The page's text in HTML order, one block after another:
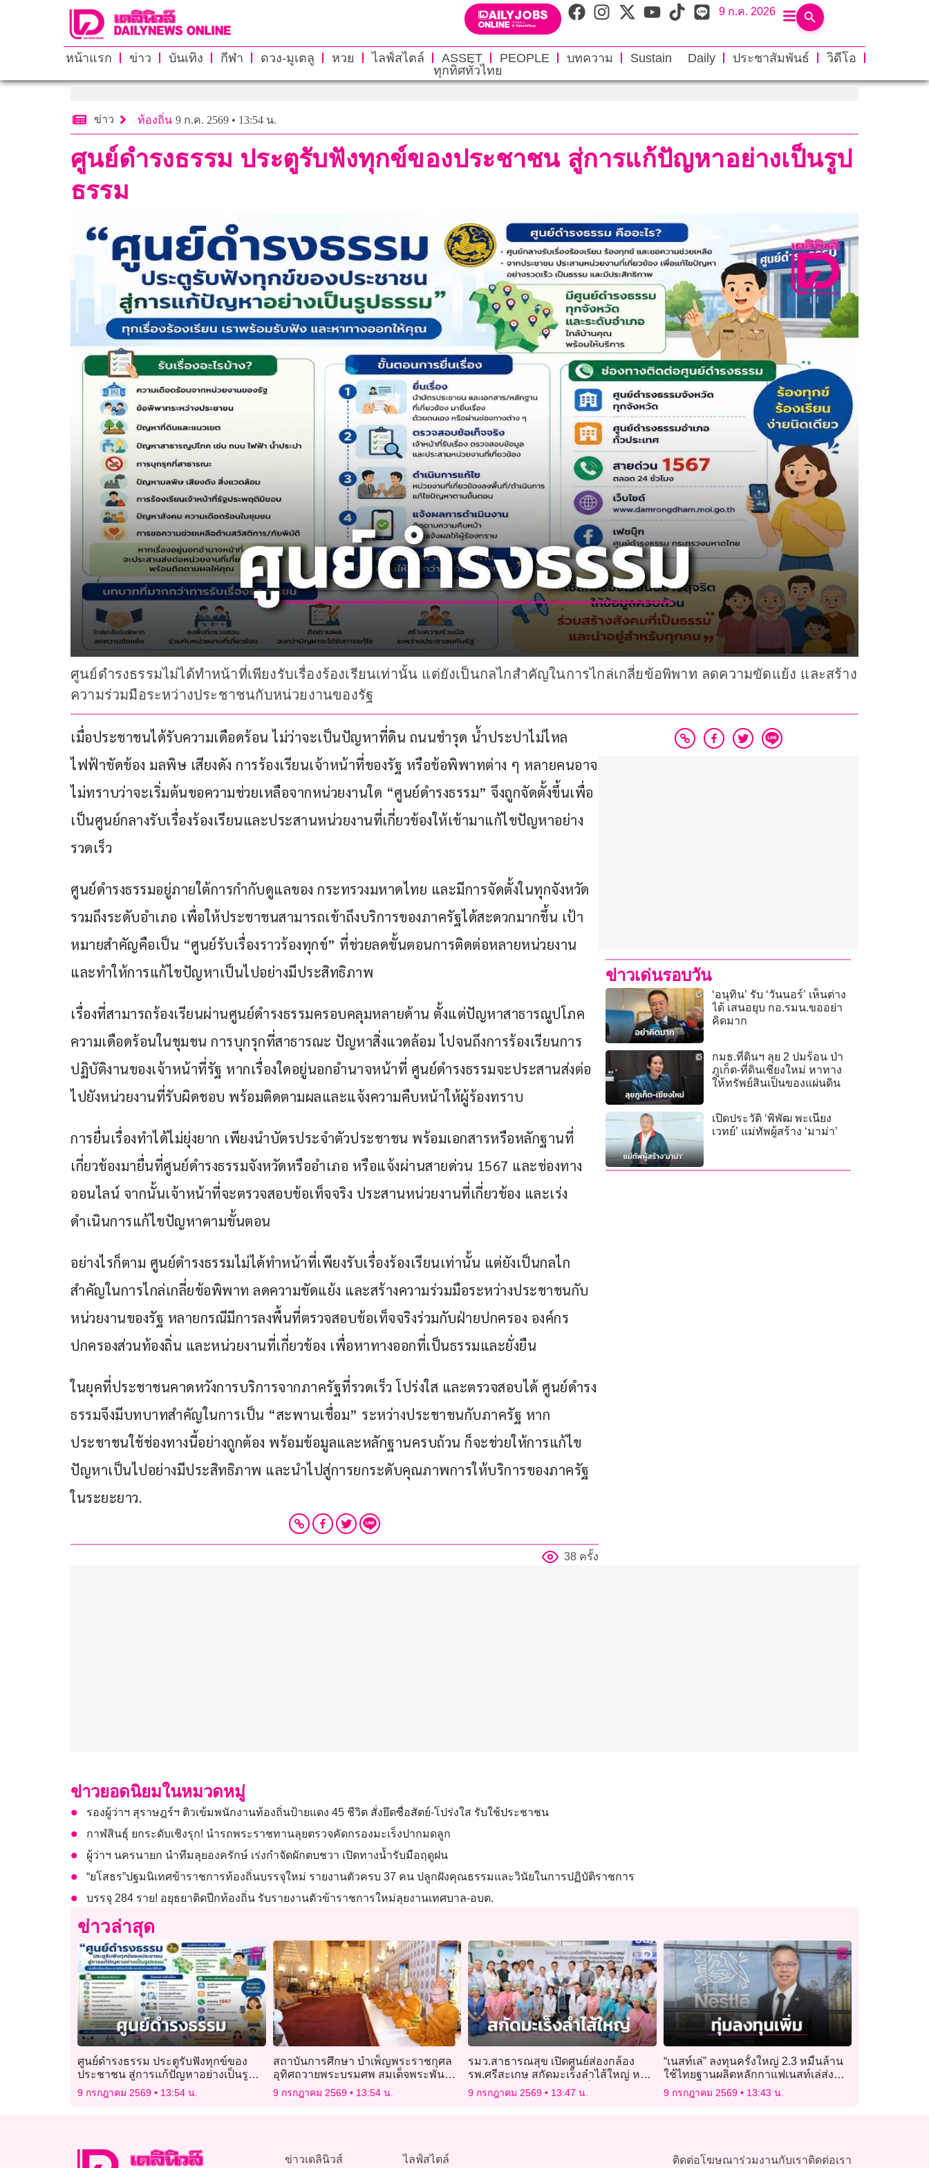
9 ก.ค. 2026
หน้าแรก ข่าว บันเทิง กีฬา ดวง-มูเตลู หวย ไลฟ์สไตล์ ASSET PEOPLE บทความ Sustain Daily ประชาสัมพันธ์
วิดีโอ
ทุกทิศทั่วไทย
ข่าว ท้องถิ่น 9 ก.ค. 2569 • 13:54 น.
ศูนย์ดำรงธรรม ประตูรับฟังทุกข์ของประชาชน สู่การแก้ปัญหาอย่างเป็นรูป
ธรรม
ศูนย์ดำรงธรรมไม่ได้ทำหน้าที่เพียงรับเรื่องร้องเรียนเท่านั้น แต่ยังเป็นกลไกสำคัญในการไกล่เกลี่ยข้อพิพาท ลดความขัดแย้ง และสร้าง
ความร่วมมือระหว่างประชาชนกับหน่วยงานของรัฐ
เมื่อประชาชนได้รับความเดือดร้อน ไม่ว่าจะเป็นปัญหาที่ดิน ถนนชำรุด น้ำประปาไม่ไหล
ไฟฟ้าขัดข้อง มลพิษ เสียงดัง การร้องเรียนเจ้าหน้าที่ของรัฐ หรือข้อพิพาทต่าง ๆ หลายคนอาจ
ไม่ทราบว่าจะเริ่มต้นขอความช่วยเหลือจากหน่วยงานใด “ศูนย์ดำรงธรรม” จึงถูกจัดตั้งขึ้นเพื่อ
เป็นศูนย์กลางรับเรื่องร้องเรียนและประสานหน่วยงานที่เกี่ยวข้องให้เข้ามาแก้ไขปัญหาอย่าง
รวดเร็ว
ศูนย์ดำรงธรรมอยู่ภายใต้การกำกับดูแลของ กระทรวงมหาดไทย และมีการจัดตั้งในทุกจังหวัด
รวมถึงระดับอำเภอ เพื่อให้ประชาชนสามารถเข้าถึงบริการของภาครัฐได้สะดวกมากขึ้น เป้า
หมายสำคัญคือเป็น “ศูนย์รับเรื่องราวร้องทุกข์” ที่ช่วยลดขั้นตอนการติดต่อหลายหน่วยงาน
และทำให้การแก้ไขปัญหาเป็นไปอย่างมีประสิทธิภาพ
เรื่องที่สามารถร้องเรียนผ่านศูนย์ดำรงธรรมครอบคลุมหลายด้าน ตั้งแต่ปัญหาสาธารณูปโภค
ความเดือดร้อนในชุมชน การบุกรุกที่สาธารณะ ปัญหาสิ่งแวดล้อม ไปจนถึงการร้องเรียนการ
ปฏิบัติงานของเจ้าหน้าที่รัฐ หากเรื่องใดอยู่นอกอำนาจหน้าที่ ศูนย์ดำรงธรรมจะประสานส่งต่อ
ไปยังหน่วยงานที่รับผิดชอบ พร้อมติดตามผลและแจ้งความคืบหน้าให้ผู้ร้องทราบ
การยื่นเรื่องทำได้ไม่ยุ่งยาก เพียงนำบัตรประจำตัวประชาชน พร้อมเอกสารหรือหลักฐานที่
เกี่ยวข้องมายื่นที่ศูนย์ดำรงธรรมจังหวัดหรืออำเภอ หรือแจ้งผ่านสายด่วน 1567 และช่องทาง
ออนไลน์ จากนั้นเจ้าหน้าที่จะตรวจสอบข้อเท็จจริง ประสานหน่วยงานที่เกี่ยวข้อง และเร่ง
ดำเนินการแก้ไขปัญหาตามขั้นตอน
อย่างไรก็ตาม ศูนย์ดำรงธรรมไม่ได้ทำหน้าที่เพียงรับเรื่องร้องเรียนเท่านั้น แต่ยังเป็นกลไก
สำคัญในการไกล่เกลี่ยข้อพิพาท ลดความขัดแย้ง และสร้างความร่วมมือระหว่างประชาชนกับ
หน่วยงานของรัฐ หลายกรณีมีการลงพื้นที่ตรวจสอบข้อเท็จจริงร่วมกับฝ่ายปกครอง องค์กร
ปกครองส่วนท้องถิ่น และหน่วยงานที่เกี่ยวข้อง เพื่อหาทางออกที่เป็นธรรมและยั่งยืน
ในยุคที่ประชาชนคาดหวังการบริการจากภาครัฐที่รวดเร็ว โปร่งใส และตรวจสอบได้ ศูนย์ดำรง
ธรรมจึงมีบทบาทสำคัญในการเป็น “สะพานเชื่อม” ระหว่างประชาชนกับภาครัฐ หาก
ประชาชนใช้ช่องทางนี้อย่างถูกต้อง พร้อมข้อมูลและหลักฐานครบถ้วน ก็จะช่วยให้การแก้ไข
ปัญหาเป็นไปอย่างมีประสิทธิภาพ และนำไปสู่การยกระดับคุณภาพการให้บริการของภาครัฐ
ในระยะยาว.
38 ครั้ง
ข่าวเด่นรอบวัน
‘อนุทิน’ รับ ‘วันนอร์’ เห็นต่าง
ได้ เสนอยุบ กอ.รมน.ขออย่า
คิดมาก
กมธ.ที่ดินฯ ลุย 2 ปมร้อน ป่า
ภูเก็ต-ที่ดินเชียงใหม่ หาทาง
ให้ทรัพย์สินเป็นของแผ่นดิน
เปิดประวัติ ‘พิพัฒ พะเนียง
เวทย์’ แม่ทัพผู้สร้าง ‘มาม่า’
ข่าวยอดนิยมในหมวดหมู่
รองผู้ว่าฯ สุราษฎร์ฯ ติวเข้มพนักงานท้องถิ่นป้ายแดง 45 ชีวิต สั่งยึดซื่อสัตย์-โปร่งใส รับใช้ประชาชน
กาฬสินธุ์ ยกระดับเชิงรุก! นำรถพระราชทานลุยตรวจคัดกรองมะเร็งปากมดลูก
ผู้ว่าฯ นครนายก นำทีมลุยองครักษ์ เร่งกำจัดผักตบชวา เปิดทางน้ำรับมือฤดูฝน
“ยโสธร”ปฐมนิเทศข้าราชการท้องถิ่นบรรจุใหม่ รายงานตัวครบ 37 คน ปลูกฝังคุณธรรมและวินัยในการปฏิบัติราชการ
บรรจุ 284 ราย! อยุธยาติดปีกท้องถิ่น รับรายงานตัวข้าราชการใหม่ลุยงานเทศบาล-อบต.
ข่าวล่าสุด
ศูนย์ดำรงธรรม ประตูรับฟังทุกข์ของ
ประชาชน สู่การแก้ปัญหาอย่างเป็นรูป
ธรรม
9 กรกฎาคม 2569 13:54 น.
สถาบันการศึกษา บำเพ็ญพระราชกุศล
อุทิศถวายพระบรมศพ สมเด็จพระพันปี
หลวง
9 กรกฎาคม 2569 13:54 น.
รมว.สาธารณสุข เปิดศูนย์ส่องกล้อง
รพ.ศรีสะเกษ สกัดมะเร็งลำไส้ใหญ่ หลัง
พบป่วยใหม่พุ่งปีละ 1.5 หมื่นราย!
9 กรกฎาคม 2569 13:47 น.
“เนสท์เล่” ลงทุนครั้งใหญ่ 2.3 หมื่นล้าน
ใช้ไทยฐานผลิตหลักกาแฟเนสท์เล่ส่ง
ตลาดอาเซียน
9 กรกฎาคม 2569 13:43 น.
ข่าวเดลินิวส์ ไลฟ์สไตล์ ติดต่อโฆษณาร่วมงานกับเราติดต่อเรา